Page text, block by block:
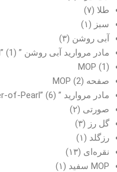
طلا (۷)
سبز (۱)
آبی روشن (۳)
مادر مروارید آبی روشن ” Light Blue Mother-of-pearl” (1)
MOP (1)
صفحه MOP (2)
مادر مروارید ” Mother-of-Pearl” (6)
صورتی (۲)
گل رز (۳)
رزگلد (۱)
نقره‌ای (۱۳)
MOP سفید (۱)